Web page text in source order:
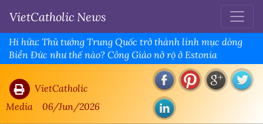
VietCatholic News
Hi hữu: Thủ tướng Trung Quốc trở thành linh mục dòng
Biển Đức như thế nào? Công Giáo nở rộ ở Estonia
VietCatholic
Media
06/Jun/2026